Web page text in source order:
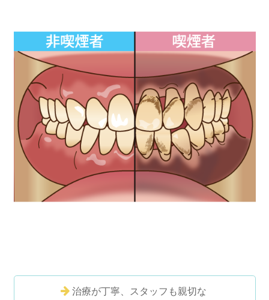
治療が丁寧、スタッフも親切な